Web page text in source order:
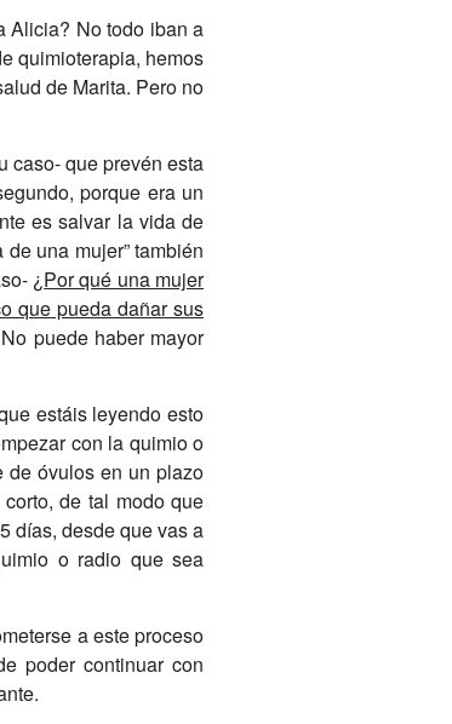
Alicia? No todo iban a
quimioterapia, hemos
de Marita. Pero no
caso- que prevén esta
porque era un
es salvar la vida de
una mujer” también
¿Por qué una mujer
que pueda dañar sus
puede haber mayor
estáis leyendo esto
con la quimio o
de óvulos en un plazo
de tal modo que
días, desde que vas a
o radio que sea
a este proceso
poder continuar con